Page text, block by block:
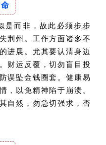
是而非，故此必须步步
荆州。工作方面诸多不
进展。尤其要认清身边
财运反覆，切勿盲目投
误坠金钱圈套。健康易
，以免精神陷于崩溃。
自然，勿急切强求，否